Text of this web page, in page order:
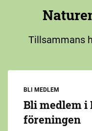
Tillsammans
BLI MEDLEM
Bli medlem
föreningen